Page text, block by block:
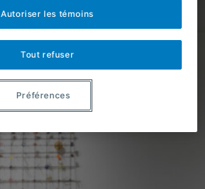
Tout refuser
Autoriser les témoins
Préférences